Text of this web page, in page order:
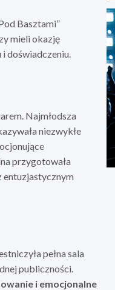
Basztami”
mieli okazję
doświadczeniu.
Najmłodsza
niezwykłe
przygotowała
entuzjastycznym
pełna sala
publiczności.
i emocjonalne